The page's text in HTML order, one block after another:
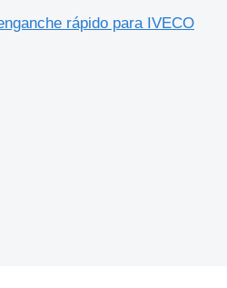
rápido para IVECO